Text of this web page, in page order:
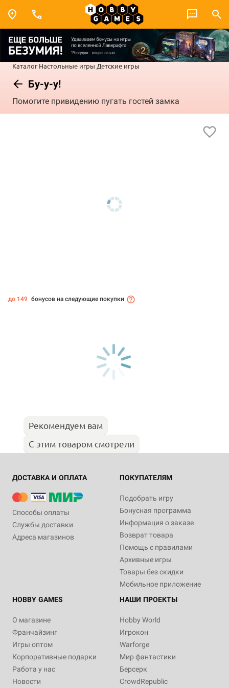
Каталог Настольные игры Детские игры
Бу-у-у!
Помогите привидению пугать гостей замка
до 149 бонусов на следующие покупки
Рекомендуем вам
С этим товаром смотрели
ДОСТАВКА И ОПЛАТА
Способы оплаты
Службы доставки
Адреса магазинов
ПОКУПАТЕЛЯМ
Подобрать игру
Бонусная программа
Информация о заказе
Возврат товара
Помощь с правилами
Архивные игры
Товары без скидки
Мобильное приложение
HOBBY GAMES
О магазине
Франчайзинг
Игры оптом
Корпоративные подарки
Работа у нас
Новости
НАШИ ПРОЕКТЫ
Hobby World
Игрокон
Warforge
Мир фантастики
Берсерк
CrowdRepublic